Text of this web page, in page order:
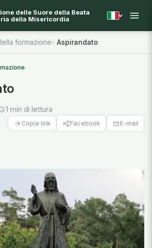
delle Suore della Beata
della Misericordia
formazione Aspirandato
1 min di lettura
Copia link Facebook E-mail